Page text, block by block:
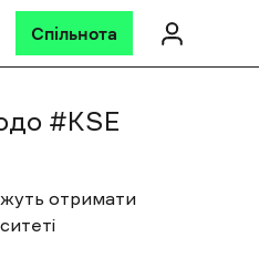
Спільнота
# KSE
отримати